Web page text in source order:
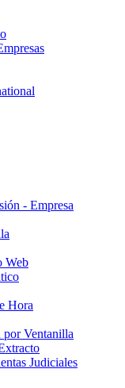
- Empresa
Web
Hora
por Ventanilla
Judiciales